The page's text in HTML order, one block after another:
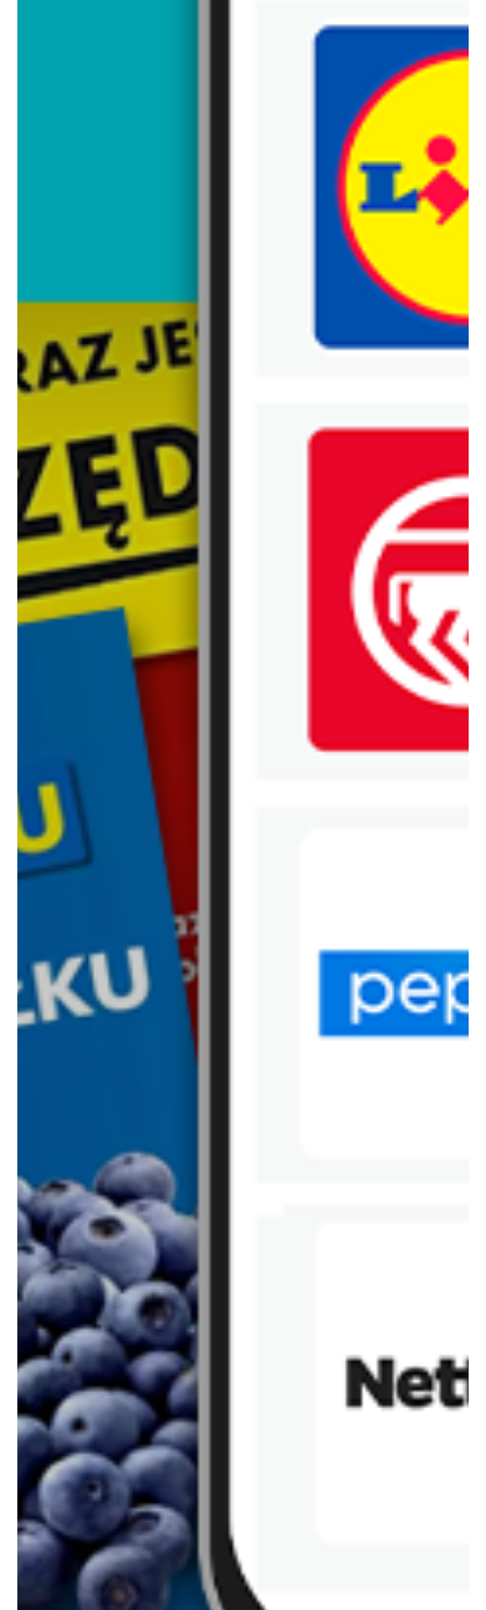
Trafiłeś na nieaktualną gazetkę
Zobacz aktualne gazetki Blix!
aktualna
Kupiec
Promopaki
Zawartość dla osób
od dziś
Soplica - odkryj smaki lata w Lidlu
WIĘCEJ GAZETEK KUPIEC